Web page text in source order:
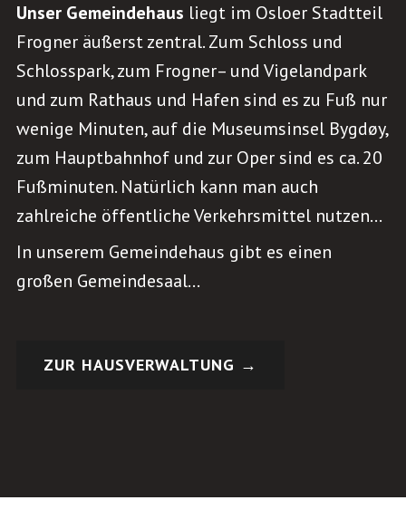
Unser Gemeindehaus liegt im Osloer Stadtteil
Frogner äußerst zentral. Zum Schloss und
Schlosspark, zum Frogner– und Vigelandpark
und zum Rathaus und Hafen sind es zu Fuß nur
wenige Minuten, auf die Museumsinsel Bygdøy,
zum Hauptbahnhof und zur Oper sind es ca. 20
Fußminuten. Natürlich kann man auch
zahlreiche öffentliche Verkehrsmittel nutzen…
In unserem Gemeindehaus gibt es einen
großen Gemeindesaal…
ZUR HAUSVERWALTUNG →